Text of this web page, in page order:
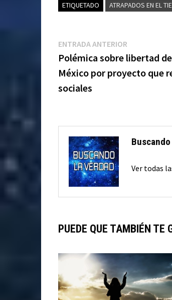
ETIQUETADO ATRAPADOS EN EL
Navegación
de
entradas
ENTRADA ANTERIOREntrada
anterior:
Polémica sobre libertad
México por proyecto que
sociales
Ver todas
PUEDE QUE TAMBIÉN TE